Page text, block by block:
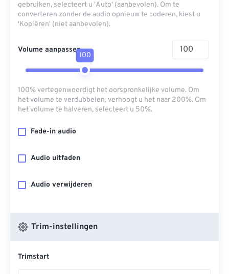
gebruiken, selecteert u 'Auto' (aanbevolen). Om te
converteren zonder de audio opnieuw te coderen, kiest u
'Kopiëren' (niet aanbevolen).
Volume aanpassen
100
100% vertegenwoordigt het oorspronkelijke volume. Om
het volume te verdubbelen, verhoogt u het naar 200%. Om
het volume te halveren, selecteert u 50%.
Fade-in audio
Audio uitfaden
Audio verwijderen
Trim-instellingen
Trimstart